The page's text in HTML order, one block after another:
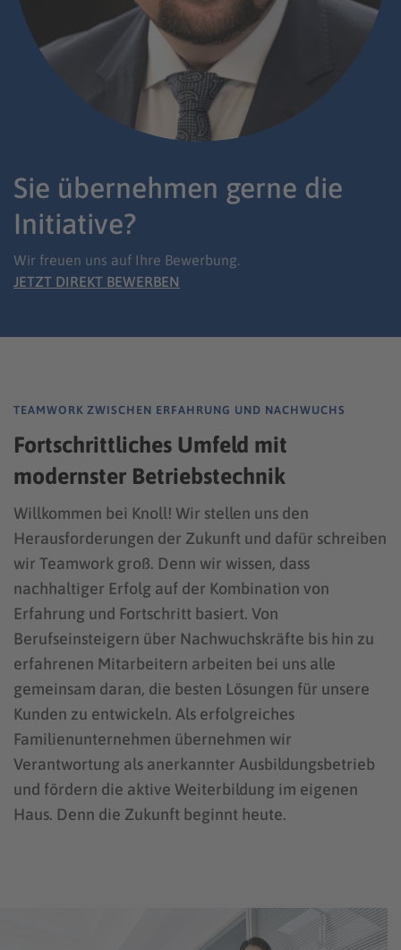
Sie übernehmen gerne die
Initiative?
Wir freuen uns auf Ihre Bewerbung.
JETZT DIREKT BEWERBEN
TEAMWORK ZWISCHEN ERFAHRUNG UND NACHWUCHS
Fortschrittliches Umfeld mit
modernster Betriebstechnik
Willkommen bei Knoll! Wir stellen uns den
Herausforderungen der Zukunft und dafür schreiben
wir Teamwork groß. Denn wir wissen, dass
nachhaltiger Erfolg auf der Kombination von
Erfahrung und Fortschritt basiert. Von
Berufseinsteigern über Nachwuchskräfte bis hin zu
erfahrenen Mitarbeitern arbeiten bei uns alle
gemeinsam daran, die besten Lösungen für unsere
Kunden zu entwickeln. Als erfolgreiches
Familienunternehmen übernehmen wir
Verantwortung als anerkannter Ausbildungsbetrieb
und fördern die aktive Weiterbildung im eigenen
Haus. Denn die Zukunft beginnt heute.